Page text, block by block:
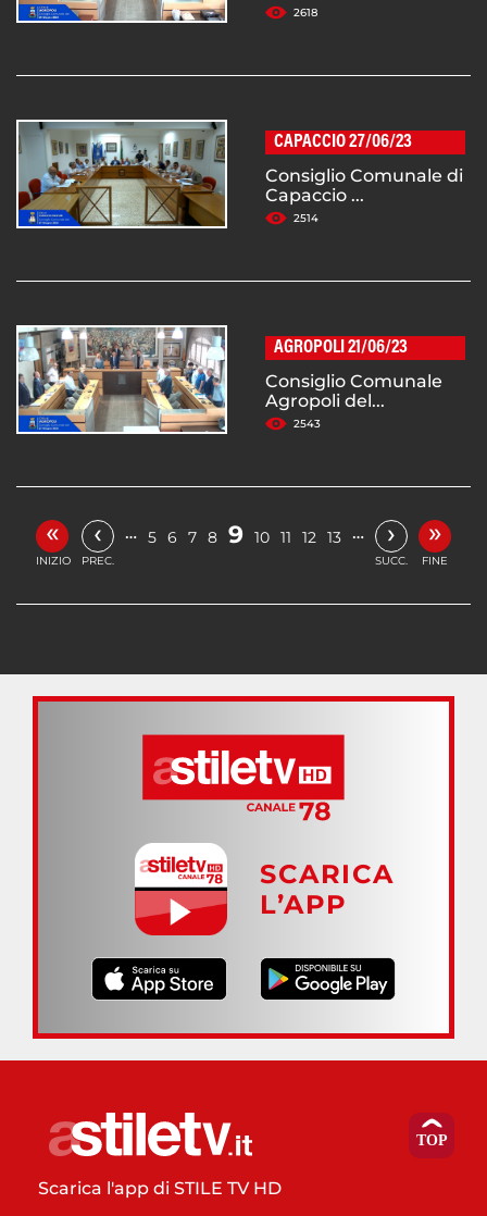
2618
CAPACCIO 27/06/23
Consiglio Comunale di
Capaccio ...
2514
AGROPOLI 21/06/23
Consiglio Comunale
Agropoli del...
2543
«
INIZIO
‹
PREC.
… 5 6 7 8 9 10 11 12 13 … ›
SUCC.
»
FINE
SCARICA
L’APP
Scarica l'app di STILE TV HD